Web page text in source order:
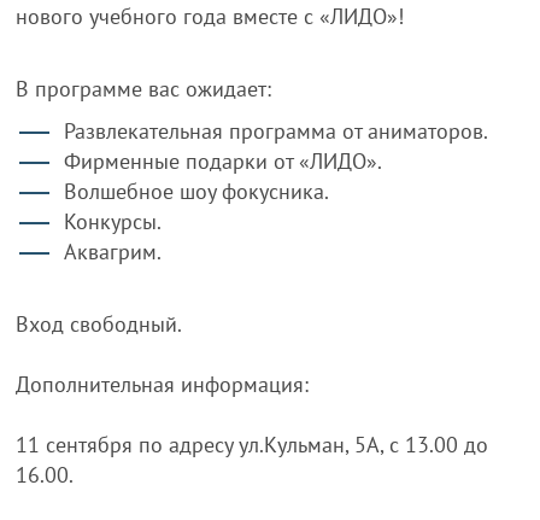
нового учебного года вместе с «ЛИДО»!
В программе вас ожидает:
Развлекательная программа от аниматоров.
Фирменные подарки от «ЛИДО».
Волшебное шоу фокусника.
Конкурсы.
Аквагрим.
Вход свободный.
Дополнительная информация:
11 сентября по адресу ул.Кульман, 5А, с 13.00 до
16.00.